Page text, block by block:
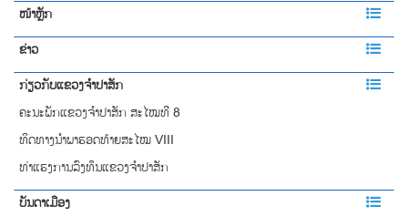
ໜ້າຫຼັກ
ຂ່າວ
ກ່ຽວກັບແຂວງຈຳປາສັກ
ຄະນະພັກແຂວງຈຳປາສັກ ສະໄໝທີ 8
ທິດທາງນໍາພາຮອດທ້າຍສະໄໝ VIII
ທ່າແຮງການລົງທຶນແຂວງຈໍາປາສັກ
ບັນດາເມືອງ